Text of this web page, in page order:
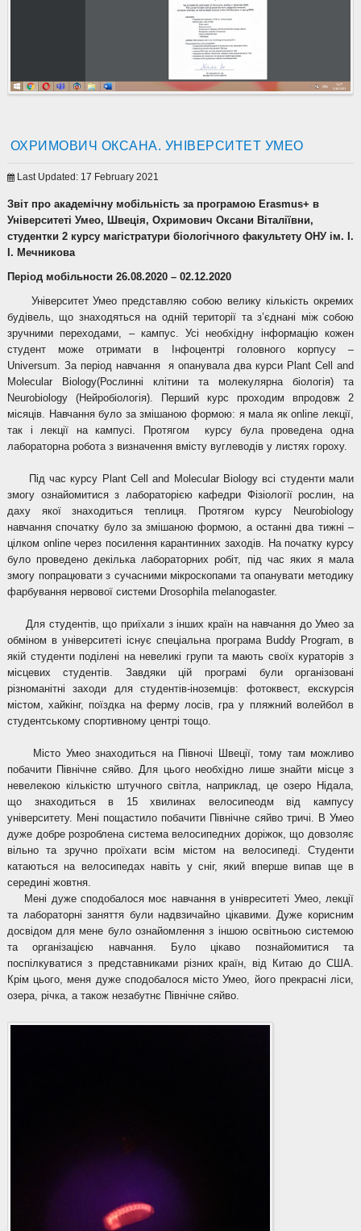
ОХРИМОВИЧ ОКСАНА. УНІВЕРСИТЕТ УМЕО
Last Updated: 17 February 2021
Звіт про академічну мобільність за програмою Erasmus+ в
Університеті Умео, Швеція, Охримович Оксани Віталіївни,
студентки 2 курсу магістратури біологічного факультету ОНУ ім. І.
І. Мечникова
Період мобільности 26.08.2020 – 02.12.2020
Університет Умео представляю собою велику кількість окремих
будівель, що знаходяться на одній території та з’єднані між собою
зручними переходами, – кампус. Усі необхідну інформацію кожен
студент може отримати в Інфоцентрі головного корпусу –
Universum. За період навчання я опанувала два курси Plant Cell and
Molecular Biology(Рослинні клітини та молекулярна біологія) та
Neurobiology (Нейробіологія). Перший курс проходим впродовж 2
місяців. Навчання було за змішаною формою: я мала як online лекції,
так і лекції на кампусі. Протягом курсу була проведена одна
лабораторна робота з визначення вмісту вуглеводів у листях гороху.
Під час курсу Plant Cell and Molecular Biology всі студенти мали
змогу ознайомитися з лабораторією кафедри Фізіології рослин, на
даху якої знаходиться теплиця. Протягом курсу Neurobiology
навчання спочатку було за змішаною формою, а останні два тижні –
цілком online через посилення карантинних заходів. На початку курсу
було проведено декілька лабораторних робіт, під час яких я мала
змогу попрацювати з сучасними мікроскопами та опанувати методику
фарбування нервової системи Drosophila melanogaster.
Для студентів, що приїхали з інших країн на навчання до Умео за
обміном в університеті існує спеціальна програма Buddy Program, в
якій студенти поділені на невеликі групи та мають своїх кураторів з
місцевих студентів. Завдяки цій програмі були організовані
різноманітні заходи для студентів-іноземців: фотоквест, екскурсія
містом, хайкінг, поїздка на ферму лосів, гра у пляжний волейбол в
студентському спортивному центрі тощо.
Місто Умео знаходиться на Півночі Швеції, тому там можливо
побачити Північне сяйво. Для цього необхідно лише знайти місце з
невелекою кількістю штучного світла, наприклад, це озеро Нідала,
що знаходиться в 15 хвилинах велосипеодм від кампусу
університету. Мені пощастило побачити Північне сяйво тричі. В Умео
дуже добре розроблена система велосипедних доріжок, що довзоляє
вільно та зручно проїхати всім містом на велосипеді. Студенти
катаються на велосипедах навіть у сніг, який вперше випав ще в
середині жовтня.
Мені дуже сподобалося моє навчання в унівреситеті Умео, лекції
та лабораторні заняття були надвзичайно цікавими. Дуже корисним
досвідом для мене було ознайомлення з іншою освітньою системою
та організацією навчання. Було цікаво познайомитися та
поспілкуватися з представниками різних країн, від Китаю до США.
Крім цього, меня дуже сподобалося місто Умео, його прекрасні ліси,
озера, річка, а також незабутнє Північне сяйво.